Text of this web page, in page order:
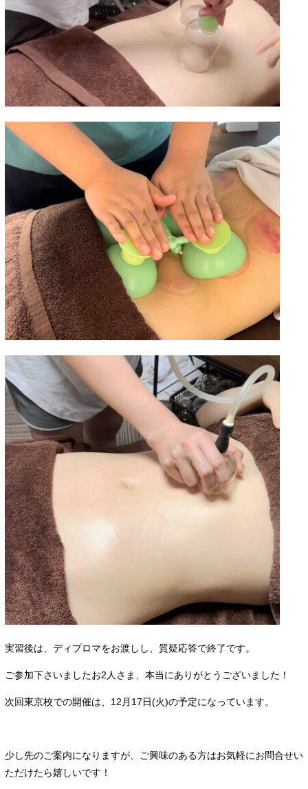
実習後は、ディプロマをお渡しし、質疑応答で終了です。
ご参加下さいましたお2人さま、本当にありがとうございました！
次回東京校での開催は、12月17日(火)の予定になっています。
少し先のご案内になりますが、ご興味のある方はお気軽にお問合せい
ただけたら嬉しいです！